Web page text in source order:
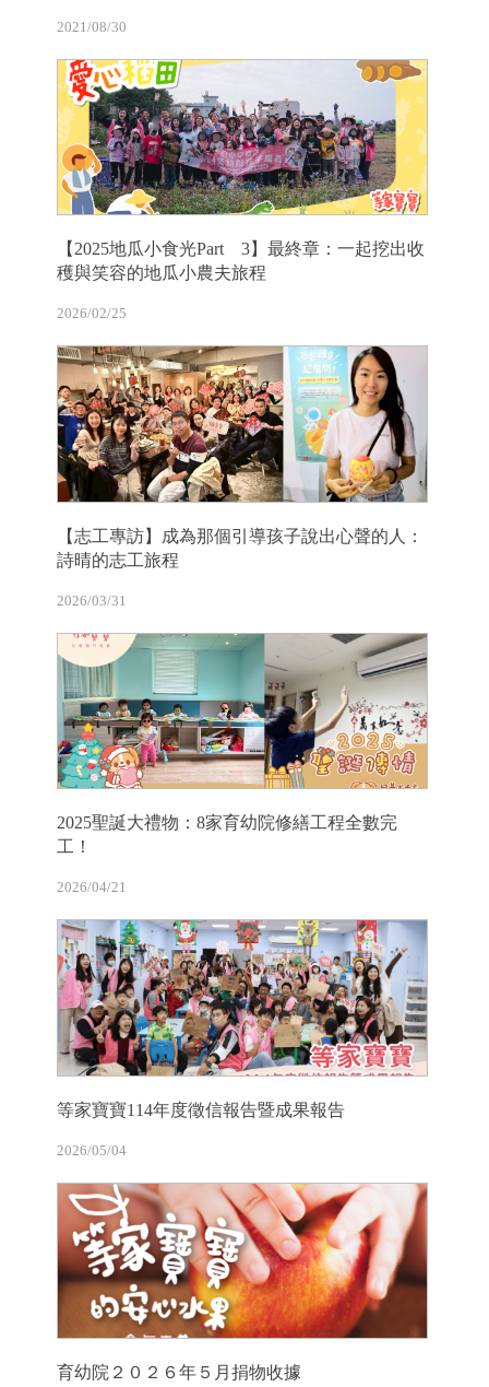
2021/08/30
【2025地瓜小食光Part 3】最終章：一起挖出收
穫與笑容的地瓜小農夫旅程
2026/02/25
【志工專訪】成為那個引導孩子說出心聲的人：
詩晴的志工旅程
2026/03/31
2025聖誕大禮物：8家育幼院修繕工程全數完
工！
2026/04/21
等家寶寶114年度徵信報告暨成果報告
2026/05/04
育幼院２０２６年５月捐物收據